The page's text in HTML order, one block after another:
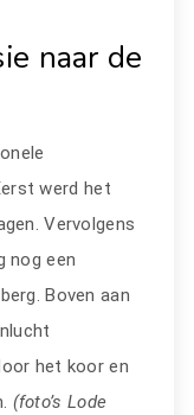
naar de
werd het
Vervolgens
nog een
Boven aan
het koor en
(foto’s Lode